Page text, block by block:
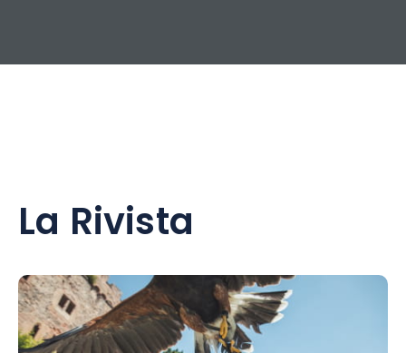
La Rivista